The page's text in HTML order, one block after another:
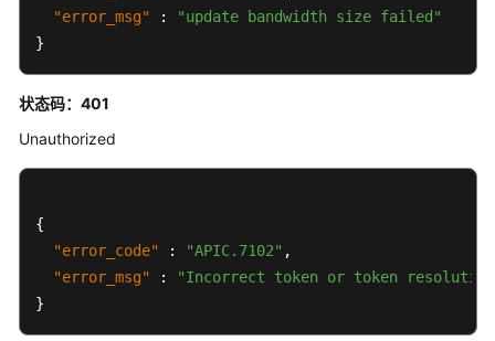
理
专
略
管
"error_msg"
:
"update bandwidth size failed"
}
状态码：401
Unauthorized
{
"error_code"
: "APIC.7102" ,
"error_msg"
:
"Incorrect token or token
}